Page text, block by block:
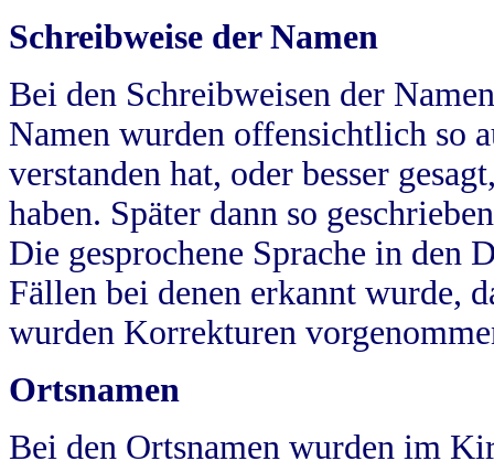
Schreibweise der Namen
Bei den Schreibweisen der
Namen wurden offensichtlich so
verstanden hat, oder besser
haben. Später dann so
Die gesprochene Sprache in
Fällen bei denen erkannt wurde,
wurden Korrekturen
Ortsnamen
Bei den Ortsnamen wurden im